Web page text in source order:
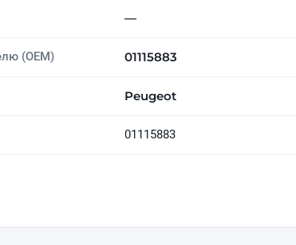
—
(OEM) 01115883
Peugeot
01115883